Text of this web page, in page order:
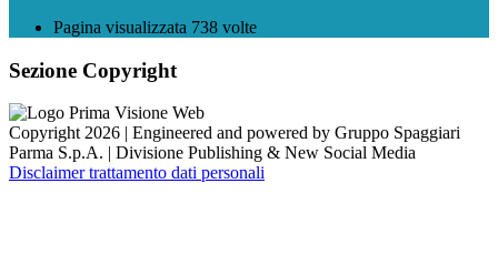
Pagina visualizzata 738 volte
Sezione Copyright
Copyright 2026 | Engineered and powered by Gruppo Spaggiari
Parma S.p.A. | Divisione Publishing & New Social Media
Disclaimer trattamento dati personali